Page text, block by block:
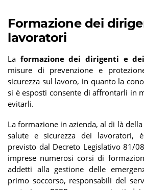
Formazione dei
lavoratori
La formazione dei dirigenti e
misure di prevenzione e
sicurezza sul lavoro, in quanto la
si è esposti consente di affrontarli in
evitarli.
La formazione in azienda, al di là
salute e sicurezza dei lavoratori,
previsto dal Decreto Legislativo 81/
imprese numerosi corsi di
addetti alla gestione delle
primo soccorso, responsabili del